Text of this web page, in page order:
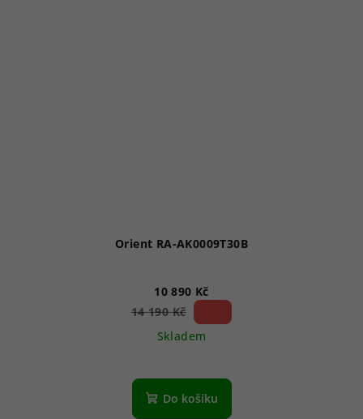
Orient RA-AK0009T30B
10 890 Kč
14 190 Kč
Skladem
Do košíku